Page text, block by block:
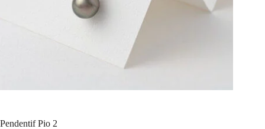
Pendentif Pio 2